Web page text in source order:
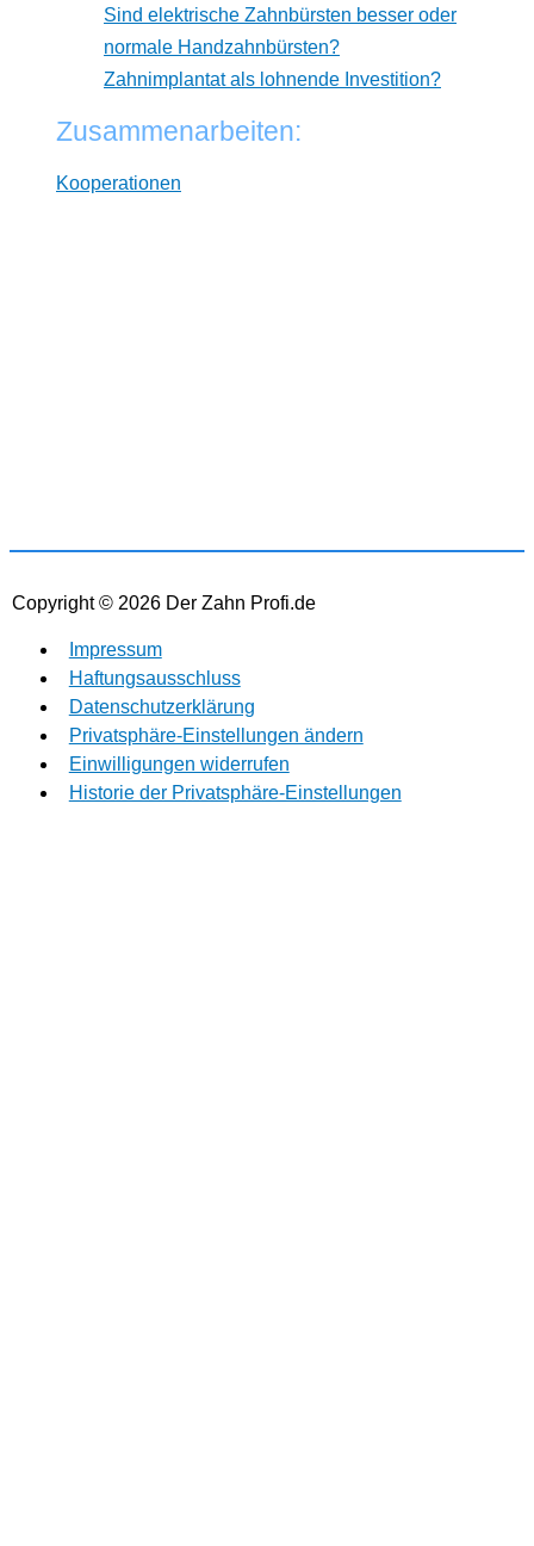
Sind elektrische Zahnbürsten besser oder
normale Handzahnbürsten?
Zahnimplantat als lohnende Investition?
Zusammenarbeiten:
Kooperationen
Copyright © 2026 Der Zahn Profi.de
Impressum
Haftungsausschluss
Datenschutzerklärung
Privatsphäre-Einstellungen ändern
Einwilligungen widerrufen
Historie der Privatsphäre-Einstellungen